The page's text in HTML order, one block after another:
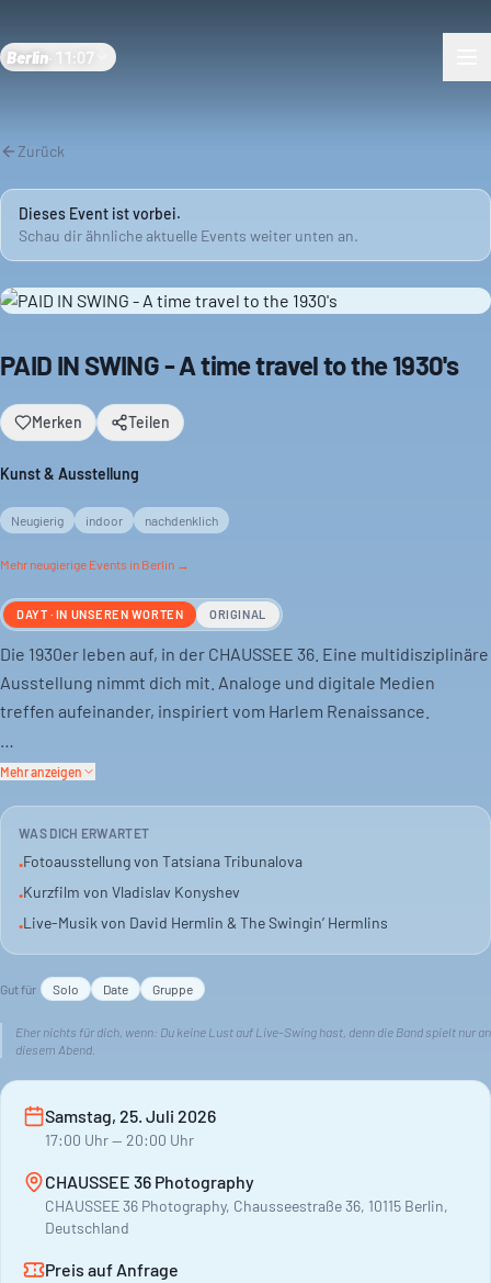
Berlin 11:07
Zurück
Dieses Event ist vorbei.
Schau dir ähnliche aktuelle Events weiter unten an.
PAID IN SWING - A time travel to the 1930's
Merken Teilen
Kunst & Ausstellung
Neugierig indoor nachdenklich
Mehr neugierige Events in Berlin →
DAYT · IN UNSEREN WORTEN ORIGINAL
Die 1930er leben auf, in der CHAUSSEE 36. Eine multidisziplinäre
Ausstellung nimmt dich mit. Analoge und digitale Medien
treffen aufeinander, inspiriert vom Harlem Renaissance.
Fotografie von Tatsiana Tribunalova und ein Kurzfilm von
House Rent Partys wird neu inszeniert. Eine Mischung aus
Kunst und Geschichte.
Hermlins live. Wer will, schwingt mit. Ein Tanzkurs ist auch
Mehr anzeigen
WAS DICH ERWARTET
•Fotoausstellung von Tatsiana Tribunalova
•Kurzfilm von Vladislav Konyshev
•Live-Musik von David Hermlin & The Swingin’ Hermlins
Gut für Solo Date Gruppe
Eher nichts für dich, wenn: Du keine Lust auf Live-Swing hast, denn die Band spielt nur an
diesem Abend.
Samstag, 25. Juli 2026
17:00 Uhr— 20:00 Uhr
CHAUSSEE 36 Photography
CHAUSSEE 36 Photography, Chausseestraße 36, 10115 Berlin,
Deutschland
Preis auf Anfrage